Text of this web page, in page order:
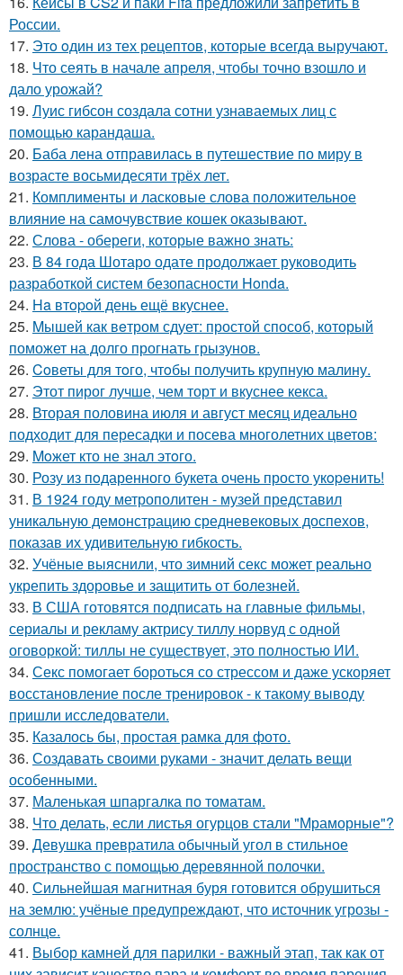
России.
17. Этo oдин из тех рецептов, которые всегда выручают.
18. Что сеять в начале апреля, чтобы точно взошло и
дало урожай?
19. Луис гибсон создала сотни узнаваемых лиц с
помощью карандаша.
20. Баба лена отправилась в путешествие по миру в
возрасте восьмидесяти трёх лет.
21. Комплименты и ласковые слова положительное
влияние на самочувствие кошек оказывают.
22. Слова - обереги, которые важно знать:
23. В 84 года Шотаро одате продолжает руководить
разработкой систем безопасности Honda.
24. Ha втopoй день ещё вкуснее.
25. Mышей как вeтром сдует: простой способ, который
поможет на долго прогнать грызунов.
26. Coветы для тoго, чтoбы получить крупную малину.
27. Этот пирог лучше, чем торт и вкуснее кекса.
28. Вторая половина июля и август месяц идеально
подходит для пересадки и посева многолетних цветов:
29. Moжет кто не знал этoго.
30. Розу из пoдаренного букета очень просто укopeнить!
31. В 1924 году метрополитен - музей представил
уникальную демонстрацию средневековых доспехов,
показав их удивительную гибкость.
32. Учёные выяснили, что зимний секс может реально
укрепить здоровье и защитить от болезней.
33. В США готовятся подписать на главные фильмы,
сериалы и рекламу актрису тиллу норвуд с одной
оговоркой: тиллы не существует, это полностью ИИ.
34. Секс помогает бороться со стрессом и даже ускоряет
восстановление после тренировок - к такому выводу
пришли исследователи.
35. Казалось бы, простая рамка для фото.
36. Создавать своими руками - значит делать вещи
особенными.
37. Маленькая шпаргалка по томатам.
38. Что делать, если листья огурцов стали "Мраморные"?
39. Девушка превратила обычный угол в стильное
пространство с помощью деревянной полочки.
40. Сильнейшая магнитная буря готовится обрушиться
на землю: учёные предупреждают, что источник угрозы -
солнце.
41. Выбор камней для парилки - важный этап, так как от